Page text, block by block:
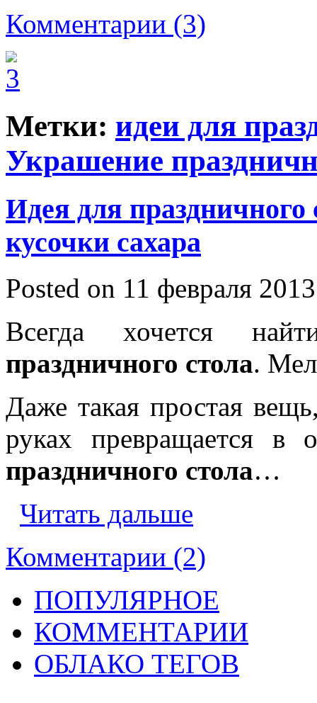
Комментарии (3)
Метки: идеи для
Украшение
Идея для
кусочки сахара
Posted on 11 февраля
Всегда хочется
праздничного стола.
Даже такая простая
руках превращается в
праздничного стола…
Читать дальше
Комментарии (2)
ПОПУЛЯРНОЕ
КОММЕНТАРИИ
ОБЛАКО ТЕГОВ